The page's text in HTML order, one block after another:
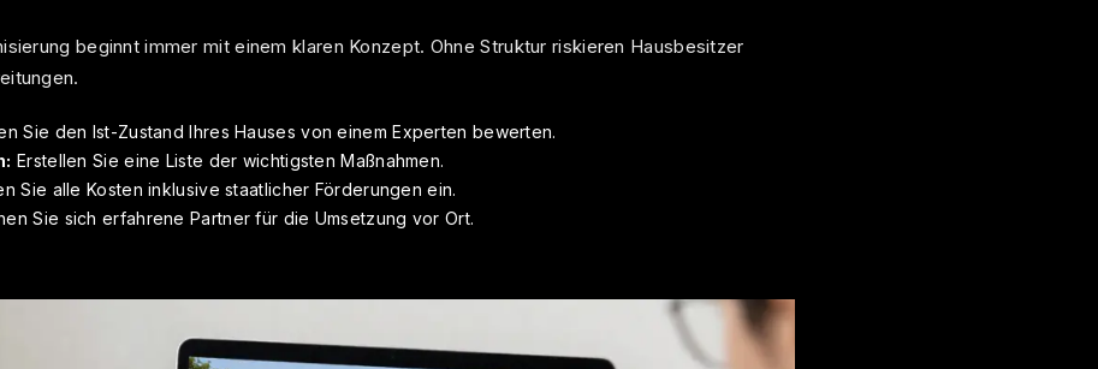
beginnt immer mit einem klaren Konzept. Ohne Struktur riskieren Hausbesitzer
Sie den Ist-Zustand Ihres Hauses von einem Experten bewerten.
Erstellen Sie eine Liste der wichtigsten Maßnahmen.
Sie alle Kosten inklusive staatlicher Förderungen ein.
Sie sich erfahrene Partner für die Umsetzung vor Ort.